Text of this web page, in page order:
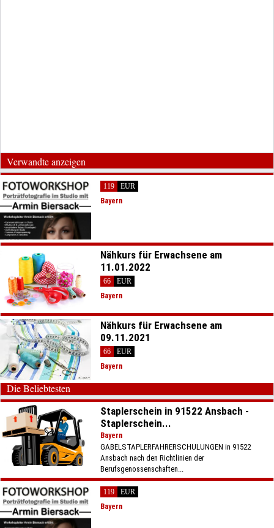
Verwandte anzeigen
119
EUR
Bayern
Nähkurs für Erwachsene am
11.01.2022
66
EUR
Bayern
Nähkurs für Erwachsene am
09.11.2021
66
EUR
Bayern
Die Beliebtesten
Staplerschein in 91522 Ansbach -
Staplerschein...
Bayern
GABELSTAPLERFAHRERSCHULUNGEN in 91522
Ansbach nach den Richtlinien der
Berufsgenossenschaften...
119
EUR
Bayern